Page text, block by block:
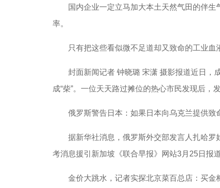
国内企业一定立马加大本土天然气田的伴生
率。
只有把这些看似微不足道却又致命的工业血
封面新闻记者 钟晓璐 宋潇 摄影报道近日，成
成“柴”。一位天天路过摊位的热心市民发现后，
俄罗斯警告日本：如果日本向乌克兰提供致
据新华社消息，俄罗斯外交部发言人扎哈罗
考消息援引新加坡《联合早报》网站3月25日报
金价大跳水，记者实探北京菜百总店：买金